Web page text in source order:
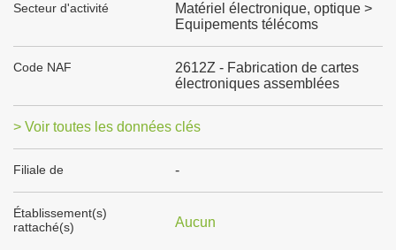
Secteur d'activité
Matériel électronique, optique >
Equipements télécoms
Code NAF
2612Z - Fabrication de cartes
électroniques assemblées
> Voir toutes les données clés
Filiale de -
Établissement(s)
rattaché(s)
Aucun